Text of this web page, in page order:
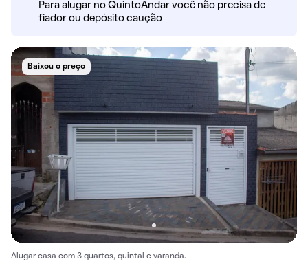
Para alugar no QuintoAndar você não precisa de
fiador ou depósito caução
Baixou o preço
Alugar casa com 3 quartos, quintal e varanda.